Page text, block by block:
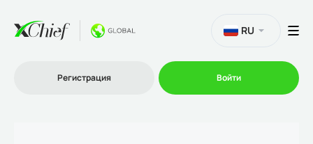
RU
Регистрация Войти